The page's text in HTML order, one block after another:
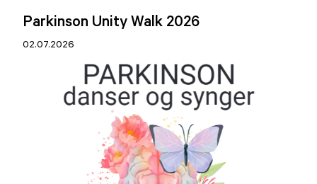
Parkinson Unity Walk 2026
02.07.2026